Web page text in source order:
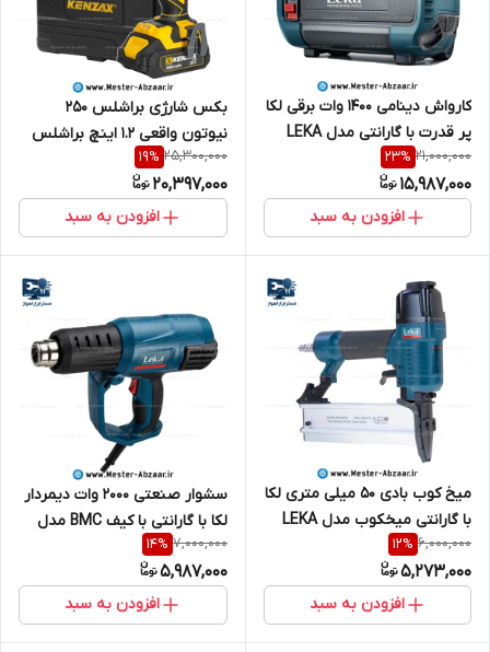
کارواش دینامی 1400 وات برقی لکا
پر قدرت با گارانتی مدل LEKA
8101
21,000,000
23%
15,987,000
افزودن به سبد
بکس شارژی براشلس 250
نیوتون واقعی 1.2 اینچ براشلس
8802
25,300,000
19%
20,397,000
افزودن به سبد
میخ کوب بادی 50 میلی متری لکا
با گارانتی میخکوب مدل LEKA
BN100-83
6,000,000
12%
5,273,000
افزودن به سبد
سشوار صنعتی 2000 وات دیمردار
لکا با گارانتی با کیف BMC مدل
LEKA HG7162
7,000,000
14%
5,987,000
افزودن به سبد